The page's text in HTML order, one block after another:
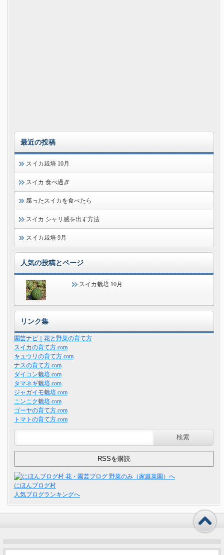
最近の投稿
スイカ栽培 10月
スイカ 食べ過ぎ
腐ったスイカを食べたら
スイカ シャリ感を出す方法
スイカ栽培 9月
人気の投稿とページ
スイカ栽培 10月
リンク集
園芸ナビ｜花と野菜の育て方
スイカの育て方.com
キュウリの育て方.com
ナスの育て方.com
ダイコン栽培.com
タマネギ栽培.com
ジャガイモ栽培.com
ニンニク栽培.com
ゴーヤの育て方.com
トマトの育て方.com
にほんブログ村
人気ブログランキングへ